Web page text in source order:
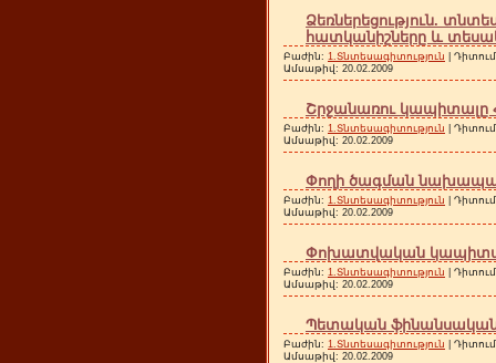
Ձեռներեցություն.
հատկանիշները և
Բաժին: 1.Տնտեսագիտություն |
Ամսաթիվ: 20.02.2009
Շրջանառու կապիտալը
Բաժին: 1.Տնտեսագիտություն |
Ամսաթիվ: 20.02.2009
Փողի ծագման
Բաժին: 1.Տնտեսագիտություն |
Ամսաթիվ: 20.02.2009
Փոխատվական
Բաժին: 1.Տնտեսագիտություն |
Ամսաթիվ: 20.02.2009
Պետական ֆինանսական
Բաժին: 1.Տնտեսագիտություն |
Ամսաթիվ: 20.02.2009